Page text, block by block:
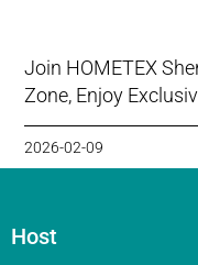
Join HOMETEX
Zone, Enjoy
2026-02-09
Host